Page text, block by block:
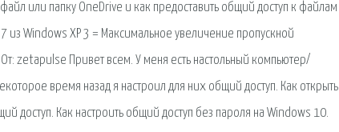
или папку OneDrive и как предоставить общий доступ к файлам
из Windows XP 3 = Максимальное увеличение пропускной
zetapulse Привет всем. У меня есть настольный компьютер/
время назад я настроил для них общий доступ. Как открыть
доступ. Как настроить общий доступ без пароля на Windows 10.